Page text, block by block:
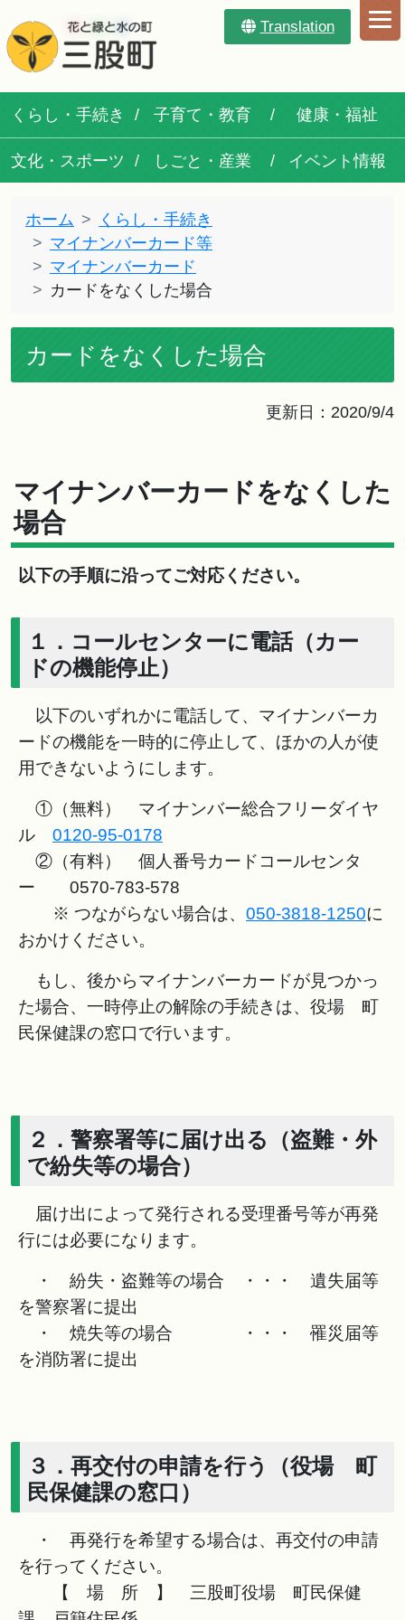
Translation
くらし・手続き 子育て・教育 健康・福祉
文化・スポーツ しごと・産業 イベント情報
ホーム
くらし・手続き
マイナンバーカード等
マイナンバーカード
カードをなくした場合
カードをなくした場合
更新日：2020/9/4
マイナンバーカードをなくした
場合
以下の手順に沿ってご対応ください。
１．コールセンターに電話（カー
ドの機能停止）
以下のいずれかに電話して、マイナンバーカ
ードの機能を一時的に停止して、ほかの人が使
用できないようにします。
①（無料） マイナンバー総合フリーダイヤ
ル 0120-95-0178
②（有料） 個人番号カードコールセンタ
ー 0570-783-578
※ つながらない場合は、 050-3818-1250に
おかけください。
もし、後からマイナンバーカードが見つかっ
た場合、一時停止の解除の手続きは、役場 町
民保健課の窓口で行います。
２．警察署等に届け出る（盗難・外
で紛失等の場合）
届け出によって発行される受理番号等が再発
行には必要になります。
・ 紛失・盗難等の場合 ・・・ 遺失届等
を警察署に提出
・ 焼失等の場合 ・・・ 罹災届等
を消防署に提出
３．再交付の申請を行う（役場 町
民保健課の窓口）
・ 再発行を希望する場合は、再交付の申請
を行ってください。
【 場 所 】 三股町役場 町民保健